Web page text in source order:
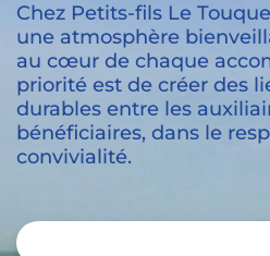
Chez Petits-fils Le
une atmosphère
au cœur de chaque
priorité est de créer des
durables entre les
bénéficiaires, dans le
convivialité.